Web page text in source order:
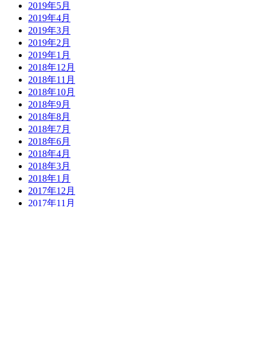
2019年5月
2019年4月
2019年3月
2019年2月
2019年1月
2018年12月
2018年11月
2018年10月
2018年9月
2018年8月
2018年7月
2018年6月
2018年4月
2018年3月
2018年1月
2017年12月
2017年11月